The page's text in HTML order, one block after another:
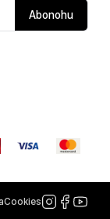
Abonohu
Cookies